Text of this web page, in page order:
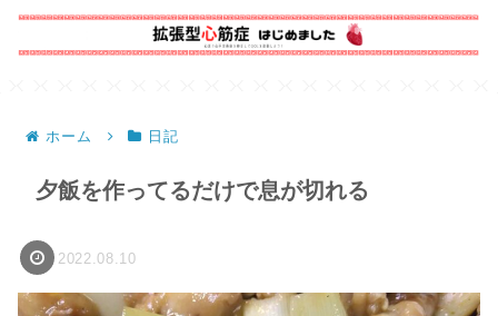
ホーム 日記
夕飯を作ってるだけで息が切れる
2022.08.10